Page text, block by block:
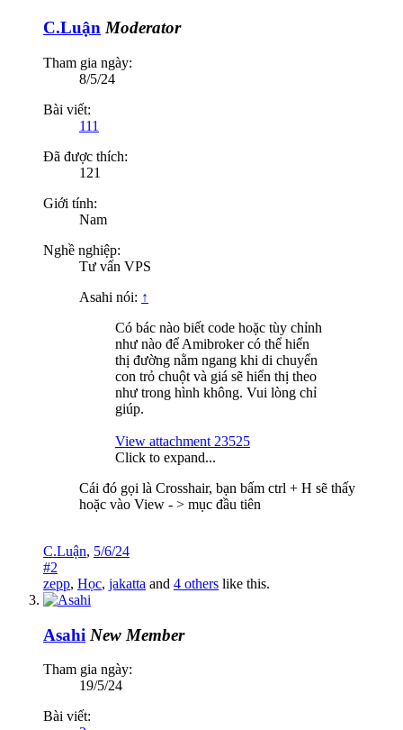
C.Luận Moderator
Tham gia ngày:
8/5/24
Bài viết:
111
Đã được thích:
121
Giới tính:
Nam
Nghề nghiệp:
Tư vấn VPS
Asahi nói: ↑
Có bác nào biết code hoặc tùy chỉnh
như nào để Amibroker có thể hiển
thị đường nằm ngang khi di chuyển
con trỏ chuột và giá sẽ hiển thị theo
như trong hình không. Vui lòng chỉ
giúp.
View attachment 23525
Click to expand...
Cái đó gọi là Crosshair, bạn bấm ctrl + H sẽ thấy
hoặc vào View - > mục đầu tiên
C.Luận, 5/6/24
#2
zepp, Học, jakatta and 4 others like this.
Asahi New Member
Tham gia ngày:
19/5/24
Bài viết: